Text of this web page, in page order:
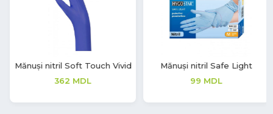
Mănuși nitril Safe Light
99MDL
Mănuși latex Grip Light
139MDL